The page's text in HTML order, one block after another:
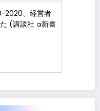
2020、経営者
(講談社 α新書